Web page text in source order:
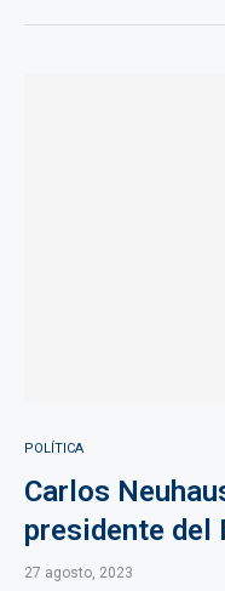
POLÍTICA
Carlos
presidente del
27 agosto, 2023